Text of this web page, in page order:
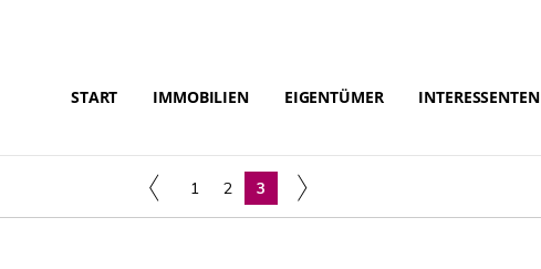
START IMMOBILIEN EIGENTÜMER INTERESSENTEN
1 2 3